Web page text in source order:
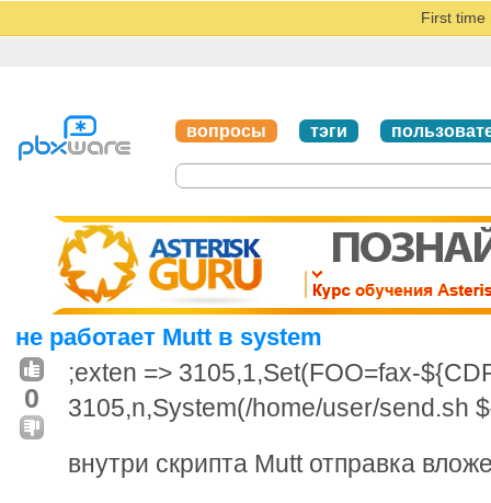
First time
вопросы тэги
не работает Mutt в system
0
;exten => 3105,1,Set(FOO=fax-
3105,n,System(/home/user/send.sh
внутри скрипта Mutt отправка